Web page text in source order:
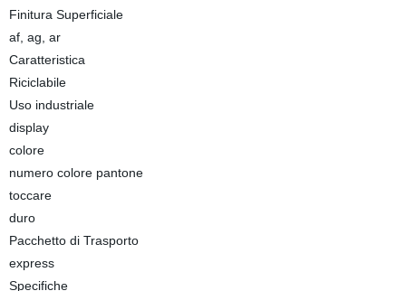
Finitura Superficiale
af, ag, ar
Caratteristica
Riciclabile
Uso industriale
display
colore
numero colore pantone
toccare
duro
Pacchetto di Trasporto
express
Specifiche